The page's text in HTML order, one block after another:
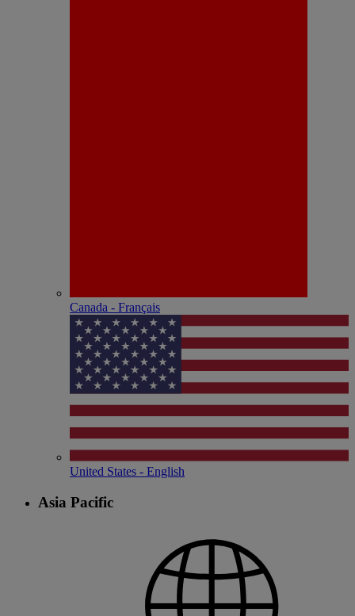
Canada - Français
United States - English
Asia Pacific